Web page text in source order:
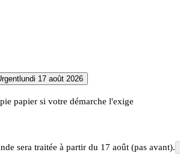
lundi 17 août 2026
papier si votre démarche l'exige
sera traitée à partir du 17 août (pas avant).